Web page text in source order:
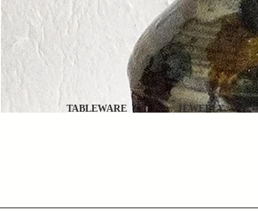
TABLEWARE JEWERLY